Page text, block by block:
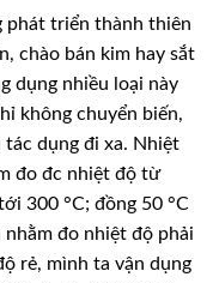
phát triển thành thiên
chào bán kim hay sắt
dụng nhiều loại này
không chuyển biến,
dụng đi xa. Nhiệt
đo đc nhiệt độ từ
300 °C; đồng 50 °C
nhằm đo nhiệt độ phải
rẻ, mình ta vận dụng